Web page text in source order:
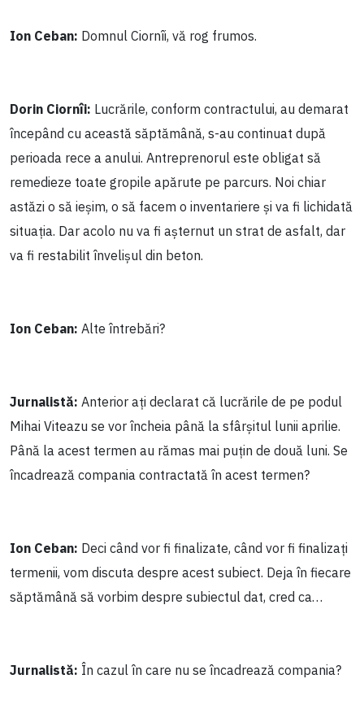
Ion Ceban: Domnul Ciornîi, vă rog frumos.
Dorin Ciornîi: Lucrările, conform contractului, au demarat
începând cu această săptămână, s-au continuat după
perioada rece a anului. Antreprenorul este obligat să
remedieze toate gropile apărute pe parcurs. Noi chiar
astăzi o să ieșim, o să facem o inventariere și va fi lichidată
situația. Dar acolo nu va fi așternut un strat de asfalt, dar
va fi restabilit învelișul din beton.
Ion Ceban: Alte întrebări?
Jurnalistă: Anterior ați declarat că lucrările de pe podul
Mihai Viteazu se vor încheia până la sfârșitul lunii aprilie.
Până la acest termen au rămas mai puțin de două luni. Se
încadrează compania contractată în acest termen?
Ion Ceban: Deci când vor fi finalizate, când vor fi finalizați
termenii, vom discuta despre acest subiect. Deja în fiecare
săptămână să vorbim despre subiectul dat, cred ca…
Jurnalistă: În cazul în care nu se încadrează compania?